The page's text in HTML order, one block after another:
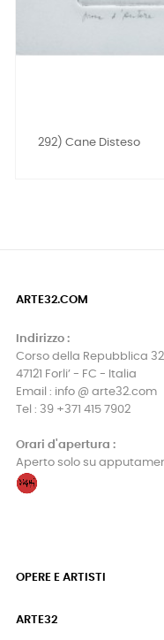
292) Cane Disteso
ARTE32.COM
Indirizzo :
Corso della Repubblica
47121 Forli’ - FC - Italia
Email : info @ arte32.com
Tel : 39 +371 415 7902
Orari d'apertura :
Aperto solo su
OPERE E ARTISTI
ARTE32